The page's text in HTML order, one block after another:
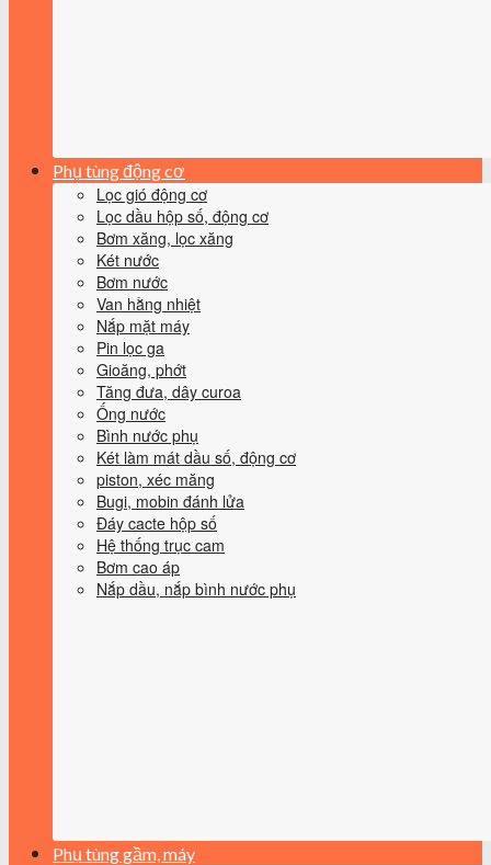
Phụ tùng động cơ
Lọc gió động cơ
Lọc dầu hộp số, động cơ
Bơm xăng, lọc xăng
Két nước
Bơm nước
Van hằng nhiệt
Nắp mặt máy
Pin lọc ga
Gioăng, phớt
Tăng đưa, dây curoa
Ống nước
Bình nước phụ
Két làm mát dầu số, động cơ
piston, xéc măng
Bugi, mobin đánh lửa
Đáy cacte hộp số
Hệ thống trục cam
Bơm cao áp
Nắp dầu, nắp bình nước phụ
Phụ tùng gầm, máy